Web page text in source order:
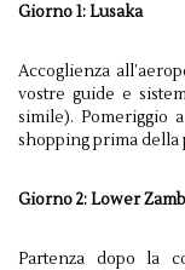
Giorno 1: Lusaka
Accoglienza
vostre guide e
simile). Pomeriggio
shopping prima della
Giorno 2: Lower
Partenza dopo la